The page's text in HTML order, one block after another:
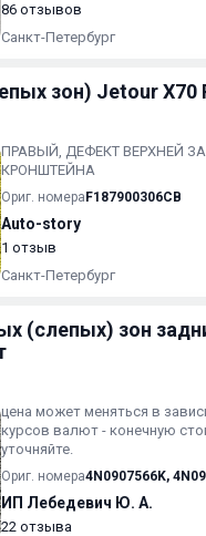
86 отзывов
Санкт-Петербург
зон) Jetour X70
ПРАВЫЙ, ДЕФЕКТ ВЕРХНЕЙ
КРОНШТЕЙНА
Ориг. номера F187900306CB
Auto-story
1 отзыв
Санкт-Петербург
(слепых) зон
цена может меняться в
курсов валют - конечную
уточняйте.
Ориг. номера4N0907566K,
ИП Лебедевич Ю. А.
22 отзыва